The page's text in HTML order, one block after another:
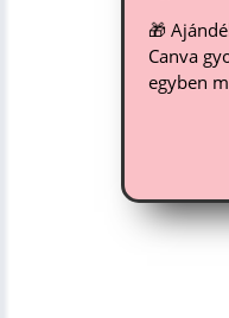
🎁
Canva
egyben